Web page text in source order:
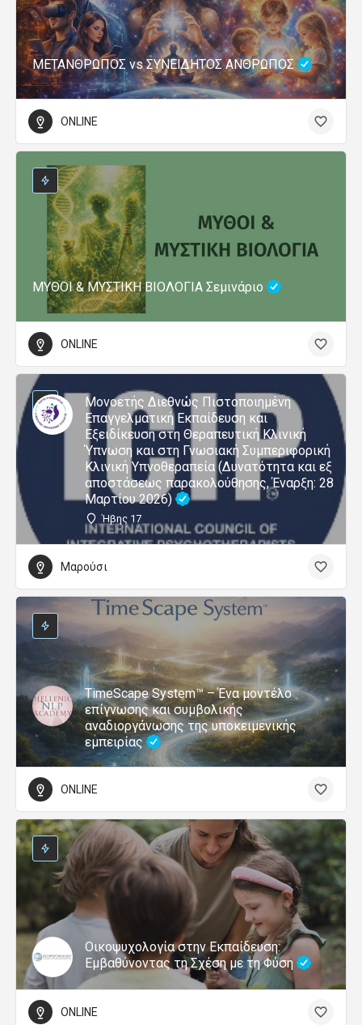
ΜΕΤΑΝΘΡΩΠΟΣ vs ΣΥΝΕΙΔΗΤΟΣ ΑΝΘΡΩΠΟΣ
ONLINE
ΜΥΘΟΙ & ΜΥΣΤΙΚΗ ΒΙΟΛΟΓΙΑ Σεμινάριο
ONLINE
Μονοετής Διεθνώς Πιστοποιημένη
Επαγγελματική Εκπαίδευση και
Εξειδίκευση στη Θεραπευτική Κλινική
Ύπνωση και στη Γνωσιακή Συμπεριφορική
Κλινική Υπνοθεραπεία (Δυνατότητα και εξ
αποστάσεως παρακολούθησης, Έναρξη: 28
Μαρτίου 2026)
Ήβης 17
Μαρούσι
TimeScape System™ – Ένα μοντέλο
επίγνωσης και συμβολικής
αναδιοργάνωσης της υποκειμενικής
εμπειρίας
ONLINE
Οικοψυχολογία στην Εκπαίδευση:
Εμβαθύνοντας τη Σχέση με τη Φύση
ONLINE